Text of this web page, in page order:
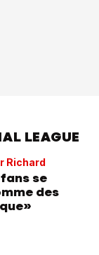
LEAGUE
Richard
se
des